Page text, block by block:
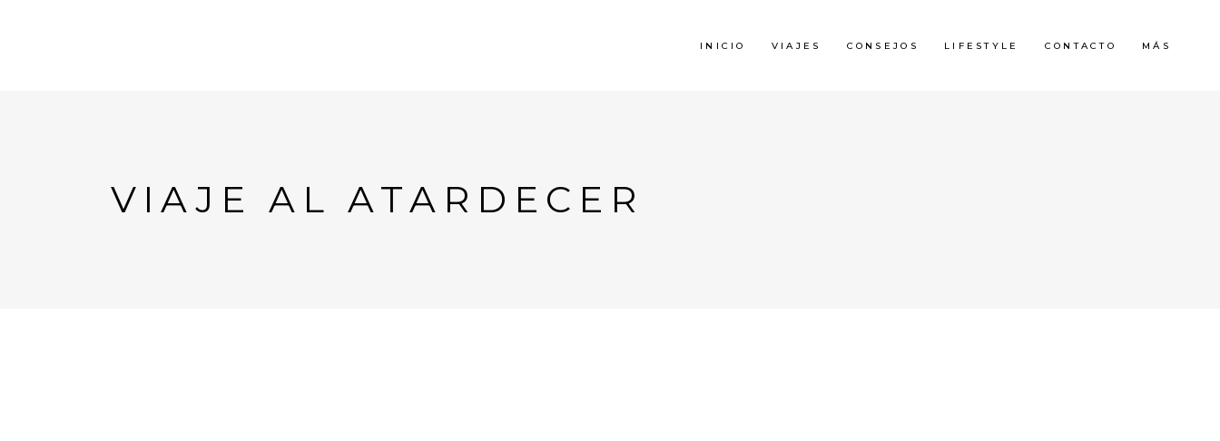
INICIO VIAJES CONSEJOS LIFESTYLE CONTACTO MÁS
VIAJE AL ATARDECER